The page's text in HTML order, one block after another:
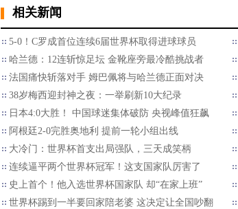
相关新闻
5-0！C罗成首位连续6届世界杯取得进球球员
哈兰德：12连斩惊足坛 金靴座旁最冷酷挑战者
法国痛快斩落对手 姆巴佩将与哈兰德正面对决
38岁梅西迎封神之夜：一举刷新10大纪录
日本4:0大胜！ 中国球迷集体破防 央视峰值狂飙
阿根廷2-0完胜奥地利 提前一轮小组出线
大冷门：世界杯首支出局强队，三天成笑柄
连续逼平两个世界杯冠军！这支国家队厉害了
史上首个！他入选世界杯国家队 却“在家上班”
世界杯踢到一半要回家陪老婆 这决定让全国吵翻